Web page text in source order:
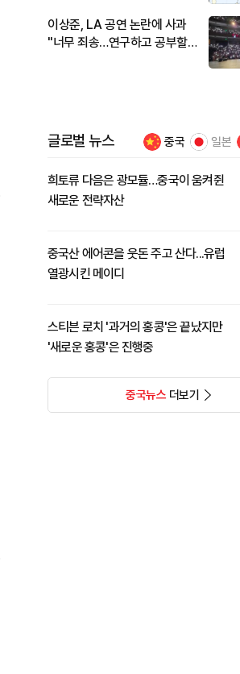
이상준, LA 공연 논란에 사과
"너무 죄송…연구하고 공부할
글로벌 뉴스 중국 일본
희토류 다음은 광모듈…중국이 움켜쥔
새로운 전략자산
중국산 에어콘을 웃돈 주고 산다...유럽
열광시킨 메이디
스티븐 로치 '과거의 홍콩'은 끝났지만
'새로운 홍콩'은 진행중
중국뉴스더보기